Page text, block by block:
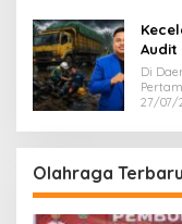
Audit
Di
27/07/
Olahraga Terbaru